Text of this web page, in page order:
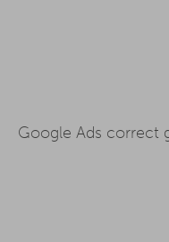
Google Ads correct